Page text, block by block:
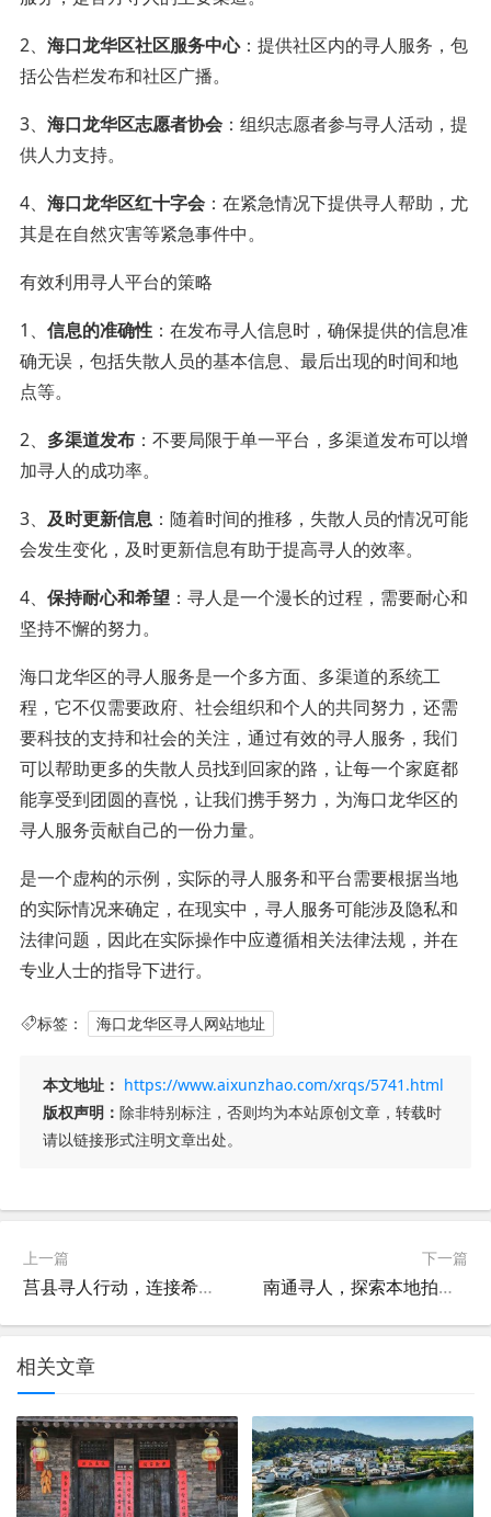
2、 海口龙华区社区服务中心：提供社区内的寻人服务，包
括公告栏发布和社区广播。
3、 海口龙华区志愿者协会：组织志愿者参与寻人活动，提
供人力支持。
4、 海口龙华区红十字会：在紧急情况下提供寻人帮助，尤
其是在自然灾害等紧急事件中。
有效利用寻人平台的策略
1、 信息的准确性：在发布寻人信息时，确保提供的信息准
确无误，包括失散人员的基本信息、最后出现的时间和地
点等。
2、 多渠道发布：不要局限于单一平台，多渠道发布可以增
加寻人的成功率。
3、 及时更新信息：随着时间的推移，失散人员的情况可能
会发生变化，及时更新信息有助于提高寻人的效率。
4、 保持耐心和希望：寻人是一个漫长的过程，需要耐心和
坚持不懈的努力。
海口龙华区的寻人服务是一个多方面、多渠道的系统工
程，它不仅需要政府、社会组织和个人的共同努力，还需
要科技的支持和社会的关注，通过有效的寻人服务，我们
可以帮助更多的失散人员找到回家的路，让每一个家庭都
能享受到团圆的喜悦，让我们携手努力，为海口龙华区的
寻人服务贡献自己的一份力量。
是一个虚构的示例，实际的寻人服务和平台需要根据当地
的实际情况来确定，在现实中，寻人服务可能涉及隐私和
法律问题，因此在实际操作中应遵循相关法律法规，并在
专业人士的指导下进行。
标签： 海口龙华区寻人网站地址
本文地址： https://www.aixunzhao.com/xrqs/5741.html
版权声明： 除非特别标注，否则均为本站原创文章，转载时
请以链接形式注明文章出处。
上一篇
莒县寻人行动，连接希望，点亮回家的路
下一篇
南通寻人，探索本地拍照寻人服务的便捷路径
相关文章